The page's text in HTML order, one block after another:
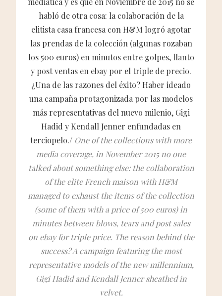
habló de otra cosa: la colaboración de la
elitista casa francesa con H&M logró agotar
las prendas de la colección (algunas rozaban
los 500 euros) en minutos entre golpes, llanto
y post ventas en ebay por el triple de precio.
¿Una de las razones del éxito? Haber ideado
una campaña protagonizada por las modelos
más representativas del nuevo milenio, Gigi
Hadid y Kendall Jenner enfundadas en
terciopelo./ One of the collections with more
media coverage, in November 2015 no one
talked about something else: the collaboration
of the elite French maison with H&M
managed to exhaust the items of the collection
(some of them with a price of 500 euros) in
minutes between blows, tears and post sales
on ebay for triple price. The reason behind the
success? A campaign featuring the most
representative models of the new millennium,
Gigi Hadid and Kendall Jenner sheathed in
velvet.